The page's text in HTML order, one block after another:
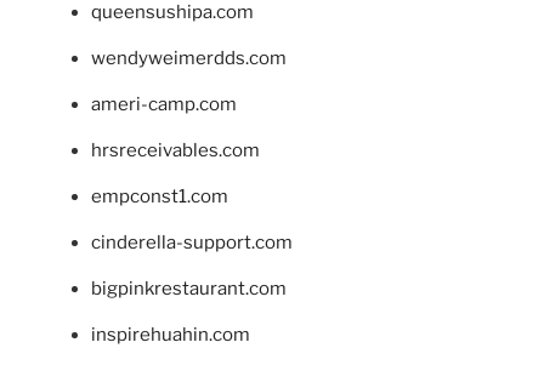
queensushipa.com
wendyweimerdds.com
ameri-camp.com
hrsreceivables.com
empconst1.com
cinderella-support.com
bigpinkrestaurant.com
inspirehuahin.com